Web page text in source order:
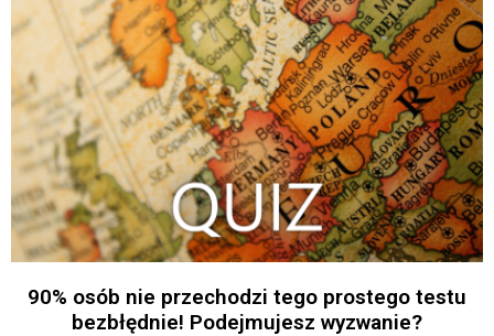
90% osób nie przechodzi tego prostego testu
bezbłędnie! Podejmujesz wyzwanie?